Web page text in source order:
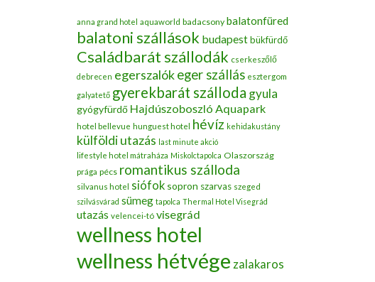
anna grand hotel aquaworld badacsony balatonfüred
balatoni szállások budapestbükfürdő
Családbarát szállodák cserkeszőlő
debrecen egerszalókeger szállás esztergom
galyatető gyerekbarát szálloda gyula
gyógyfürdő Hajdúszoboszló Aquapark
hotel bellevue hunguest hotel hévíz kehidakustány
külföldi utazás last minute akció
lifestyle hotel mátraháza Miskolctapolca Olaszország
prága pécs romantikus szálloda
silvanus hotel siófok sopron szarvas szeged
szilvásvárad sümeg tapolca Thermal Hotel Visegrád
utazás velencei-tó visegrád
wellness hotel
wellness hétvége zalakaros